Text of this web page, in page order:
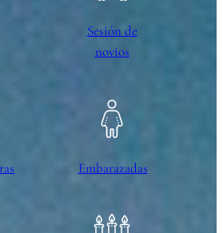
Sesión de
novios
Embarazadas